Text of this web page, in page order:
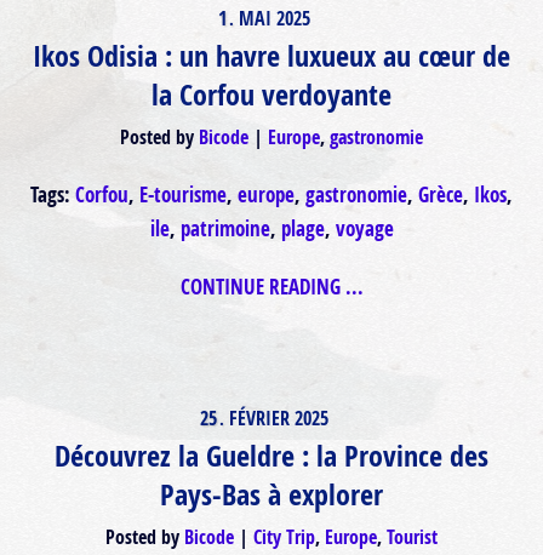
1. MAI 2025
Ikos Odisia : un havre luxueux au cœur de
la Corfou verdoyante
Posted by Bicode Europe,gastronomie
Tags: Corfou, E-tourisme, europe, gastronomie, Grèce, Ikos,
ile, patrimoine, plage, voyage
CONTINUE READING ...
25. FÉVRIER2025
Découvrez la Gueldre : la Province des
Pays-Bas à explorer
Posted by Bicode City Trip, Europe,Tourist